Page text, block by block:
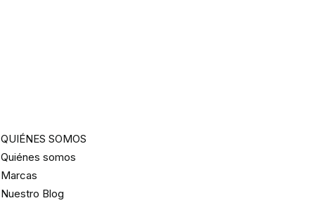
QUIÉNES SOMOS
Quiénes somos
Marcas
Nuestro Blog